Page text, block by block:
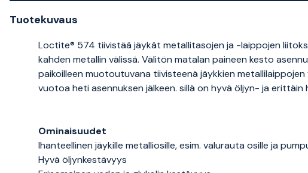
Tuotekuvaus
Loctite® 574 tiivistää jäykät metallitasojen ja -laippojen
kahden metallin välissä. Välitön matalan paineen kesto
paikoilleen muotoutuvana tiivisteenä jäykkien metallilaippojen
vuotoa heti asennuksen jälkeen. sillä on hyvä öljyn- ja erittäin
Ominaisuudet
Ihanteellinen jäykille metalliosille, esim. valurauta osille ja
Hyvä öljynkestävyys